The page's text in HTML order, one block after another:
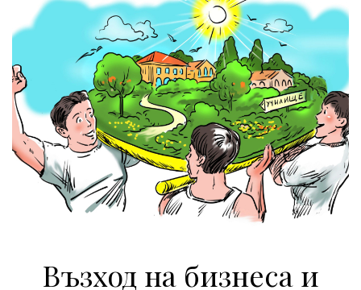
Възход на бизнеса и